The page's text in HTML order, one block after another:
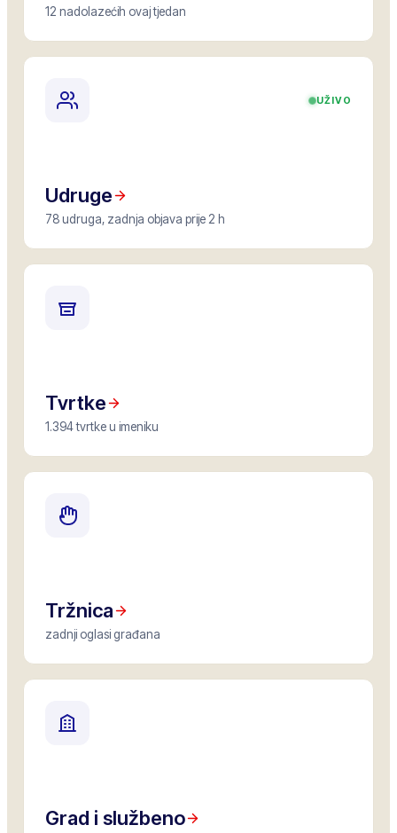
12 nadolazećih ovaj tjedan
UŽIVO
Udruge
78 udruga, zadnja objava prije 2 h
Tvrtke
1.394 tvrtke u imeniku
Tržnica
zadnji oglasi građana
Grad i službeno